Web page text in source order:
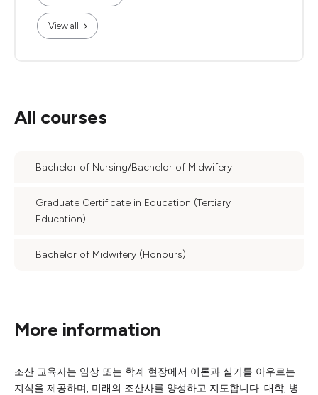
View all
All courses
Bachelor of Nursing/Bachelor of Midwifery
Graduate Certificate in Education (Tertiary
Education)
Bachelor of Midwifery (Honours)
More information
조산 교육자는 임상 또는 학계 현장에서 이론과 실기를 아우르는
지식을 제공하며, 미래의 조산사를 양성하고 지도합니다. 대학, 병